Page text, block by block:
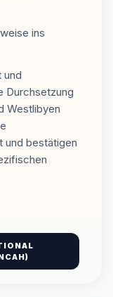
ins
und
Durchsetzung
Westlibyen
und bestätigen